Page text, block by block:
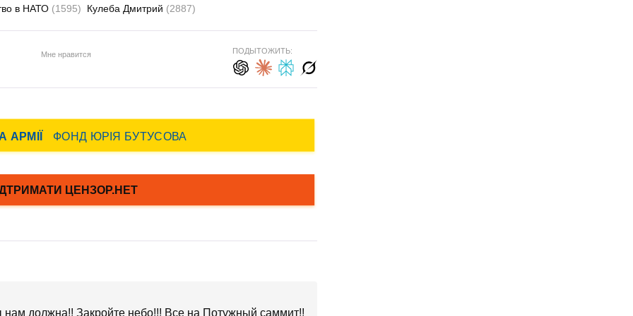
в НАТО (1595) Кулеба Дмитрий (2887)
Мне нравится ПОДЫТОЖИТЬ:
должна!! Закройте небо!!! Все на Потужный саммит!!